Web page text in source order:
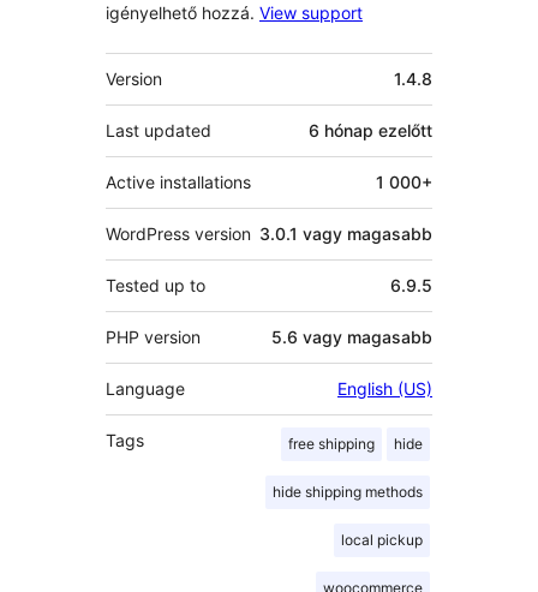
igényelhető hozzá. View support
Meta
Version 1.4.8
Last updated 6 hónap ezelőtt
Active installations 1 000+
WordPress version 3.0.1 vagy magasabb
Tested up to 6.9.5
PHP version 5.6 vagy magasabb
Language English (US)
Tags free shipping hide
hide shipping methods
local pickup
woocommerce